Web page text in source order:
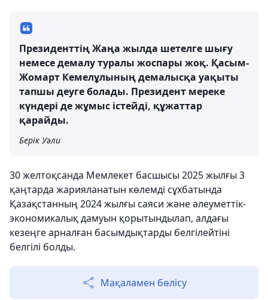
Президенттің Жаңа жылда шетелге шығу
немесе демалу туралы жоспары жоқ. Қасым-
Жомарт Кемелұлының демалысқа уақыты
тапшы деуге болады. Президент мереке
күндері де жұмыс істейді, құжаттар
қарайды.
Берік Уәли
30 желтоқсанда Мемлекет басшысы 2025 жылғы 3
қаңтарда жарияланатын көлемді сұхбатында
Қазақстанның 2024 жылғы саяси және әлеуметтік-
экономикалық дамуын қорытындылап, алдағы
кезеңге арналған басымдықтарды белгілейтіні
белгілі болды.
Мақаламен бөлісу